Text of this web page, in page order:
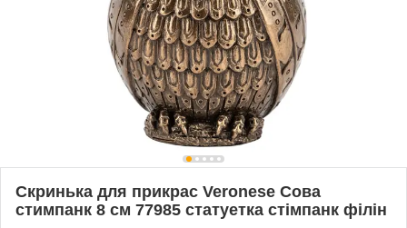
Скринька для прикрас Veronese Сова
стимпанк 8 см 77985 статуетка стімпанк філін